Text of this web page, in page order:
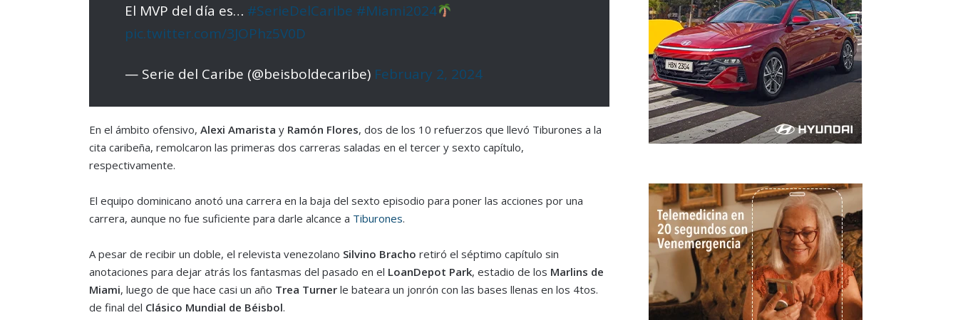
El MVP del día es… #SerieDelCaribe #Miami2024
pic.twitter.com/3JOPhz5V0D
— Serie del Caribe (@beisboldecaribe) February 2, 2024
En el ámbito ofensivo, Alexi Amarista y Ramón Flores, dos de los 10 refuerzos que llevó Tiburones a la
cita caribeña, remolcaron las primeras dos carreras saladas en el tercer y sexto capítulo,
respectivamente.
El equipo dominicano anotó una carrera en la baja del sexto episodio para poner las acciones por una
carrera, aunque no fue suficiente para darle alcance a Tiburones.
A pesar de recibir un doble, el relevista venezolano Silvino Bracho retiró el séptimo capítulo sin
anotaciones para dejar atrás los fantasmas del pasado en el LoanDepot Park, estadio de los Marlins de
Miami, luego de que hace casi un año Trea Turnerle bateara un jonrón con las bases llenas en los 4tos.
de final del Clásico Mundial de Béisbol.